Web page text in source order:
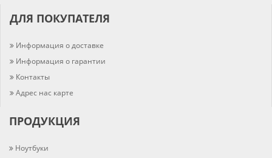
ДЛЯ ПОКУПАТЕЛЯ
Информация о доставке
Информация о гарантии
Контакты
Адрес нас карте
ПРОДУКЦИЯ
Ноутбуки